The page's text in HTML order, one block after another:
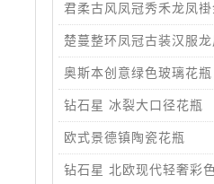
君柔古风凤冠秀禾龙凤
楚蔓整环凤冠古装汉服
奥斯本创意绿色玻璃花瓶
钻石星 冰裂大口径花瓶
欧式景德镇陶瓷花瓶
钻石星 北欧现代轻奢彩